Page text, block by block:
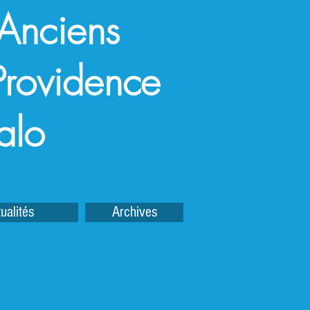
Archives